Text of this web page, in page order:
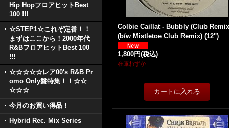
Hip HopフロアヒットBest
100 !!!
☆STEP1☆これぞ定番！！
まずはここから！2000年代
R&BフロアヒットBest 100
!!!
☆☆☆☆☆レア00's R&B Pr
omo Only盤特集！！☆☆
☆☆☆
今月のお買い得品！
Hybrid Rec. Mix Series
Colbie Caillat - Bubbly (Club
(b/w Mistletoe Club Remix) (12'')
1,800円(税込)
在庫わずか